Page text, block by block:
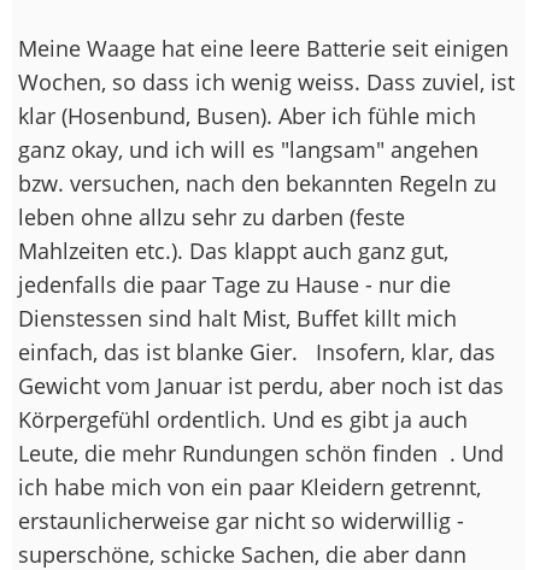
Meine Waage hat eine leere Batterie seit einigen
Wochen, so dass ich wenig weiss. Dass zuviel, ist
klar (Hosenbund, Busen). Aber ich fühle mich
ganz okay, und ich will es "langsam" angehen
bzw. versuchen, nach den bekannten Regeln zu
leben ohne allzu sehr zu darben (feste
Mahlzeiten etc.). Das klappt auch ganz gut,
jedenfalls die paar Tage zu Hause - nur die
Dienstessen sind halt Mist, Buffet killt mich
einfach, das ist blanke Gier.
Insofern, klar, das
Gewicht vom Januar ist perdu, aber noch ist das
Körpergefühl ordentlich. Und es gibt ja auch
Leute, die mehr Rundungen schön finden . Und
ich habe mich von ein paar Kleidern getrennt,
erstaunlicherweise gar nicht so widerwillig -
superschöne, schicke Sachen, die aber dann